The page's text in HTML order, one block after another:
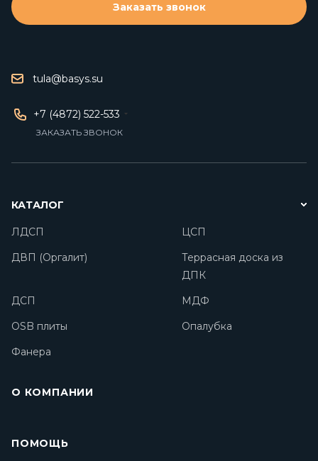
tula@basys.su
+7 (4872) 522-533
ЗАКАЗАТЬ ЗВОНОК
Заказать звонок
КАТАЛОГ
ЛДСП
ЦСП
ДВП (Оргалит)
Террасная доска из
ДПК
ДСП
МДФ
OSB плиты
Опалубка
Фанера
О КОМПАНИИ
ПОМОЩЬ